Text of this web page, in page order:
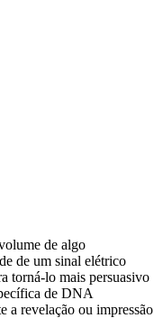
de algo
de um sinal elétrico
torná-lo mais persuasivo
de DNA
a revelação ou impressão